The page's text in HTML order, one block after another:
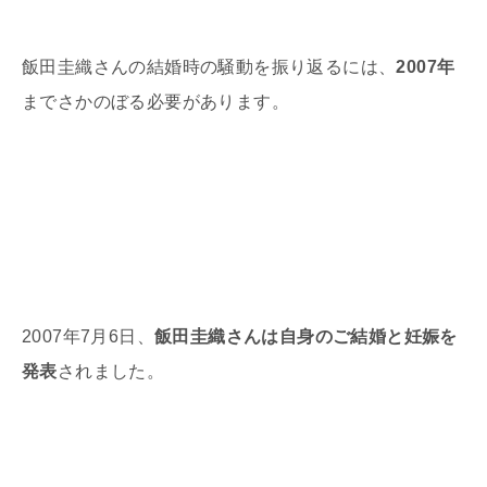
飯田圭織さんの結婚時の騒動を振り返るには、2007年
までさかのぼる必要があります。
2007年7 月 6日、飯田圭織さんは自身のご結婚と妊娠を
発表されました。